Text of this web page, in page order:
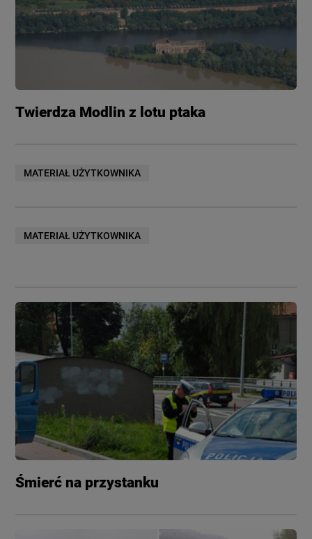
Twierdza Modlin z lotu ptaka
MATERIAŁ UŻYTKOWNIKA
MATERIAŁ UŻYTKOWNIKA
Śmierć na przystanku